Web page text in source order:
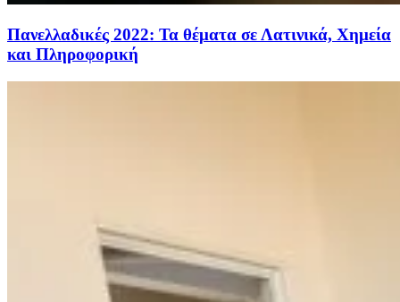
Πανελλαδικές 2022: Τα θέματα σε Λατινικά, Χημεία
και Πληροφορική